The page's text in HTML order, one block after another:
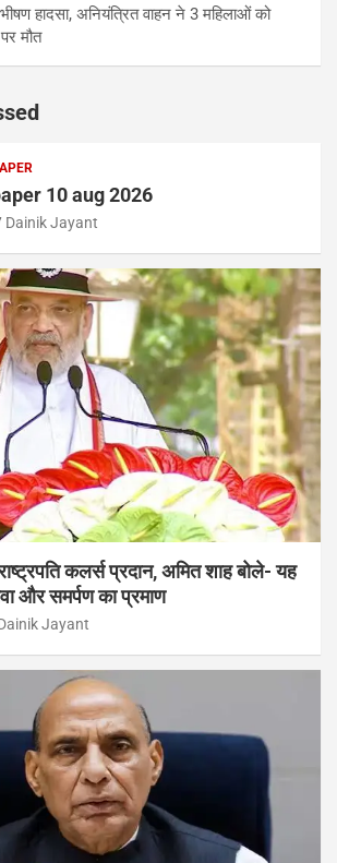
भीषण हादसा, अनियंत्रित वाहन ने 3 महिलाओं को
मौत
10 aug 2026
Dainik Jayant
कलर्स प्रदान, अमित शाह बोले- यह
और समर्पण का प्रमाण
Jayant